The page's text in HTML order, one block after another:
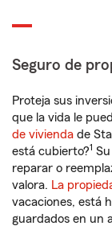
Seguro de
Proteja sus
que la vida le
de vivienda de
está cubierto?1
reparar o
valora. La
vacaciones, está
guardados en un